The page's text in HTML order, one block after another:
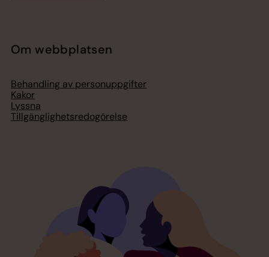
Om webbplatsen
Behandling av personuppgifter
Kakor
Lyssna
Tillgänglighetsredogörelse